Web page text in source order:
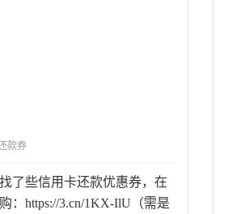
款券
了些信用卡还款优惠券，在
：https://3.cn/1KX-IlU（需是